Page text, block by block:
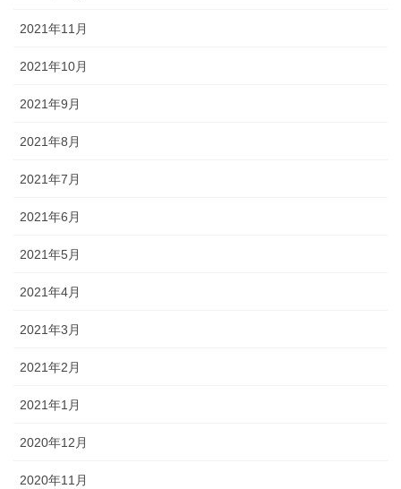
2021年11月
2021年10月
2021年9月
2021年8月
2021年7月
2021年6月
2021年5月
2021年4月
2021年3月
2021年2月
2021年1月
2020年12月
2020年11月